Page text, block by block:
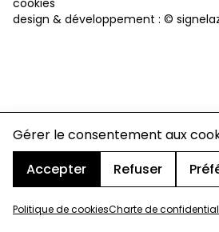
Gérer le consentement aux
Accepter
Refuser
Politique de cookiesCharte de
cookies
design & développement : ©